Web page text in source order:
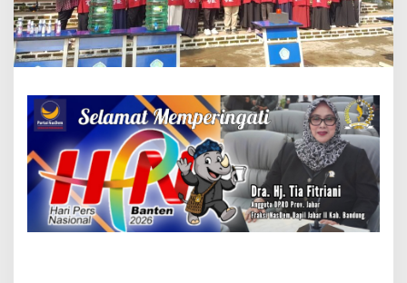
u
n
g
L
a
n
c
h
i
n
g
A
i
r